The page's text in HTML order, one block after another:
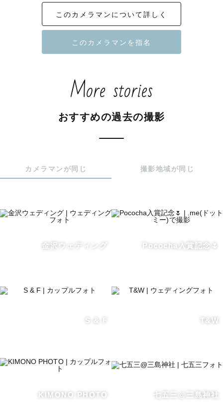
ならではのスポットをご紹介できます✨
写真を撮られることが苦手な方もご安心ください！
気持ちがわかるからこそ寄り添って撮影いたします！
【主な撮影エリア】
【撮影に込めている想い】
そんな気持ちで撮影しています。
撮影した写真はもちろん、撮影体験も素敵な思い出になる
一緒に素敵な時間を作りましょう✨
んなものが好きなのか」
そして撮影後は、当日の記憶がより鮮やかに蘇るよう、何
このカメラマンについて詳しく
More stories
おすすめの過去の撮影
カメラマンが同じ 撮影地域が同じ
金沢ウェディング Pococha入賞記念🌷
S & F T&W
KIMONO PHOTO 七五三@三島神社